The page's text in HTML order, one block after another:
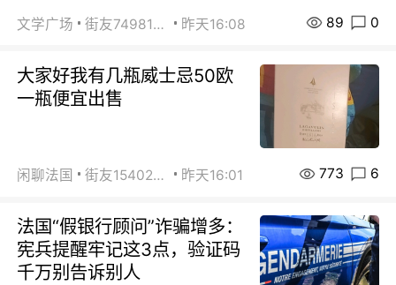
文学广场 街友74981146 昨天16:08 89 0
大家好我有几瓶威士忌50欧
一瓶便宜出售
闲聊法国 街友15402223 昨天16:01 773 6
法国“假银行顾问”诈骗增多：
宪兵提醒牢记这3点，验证码
千万别告诉别人